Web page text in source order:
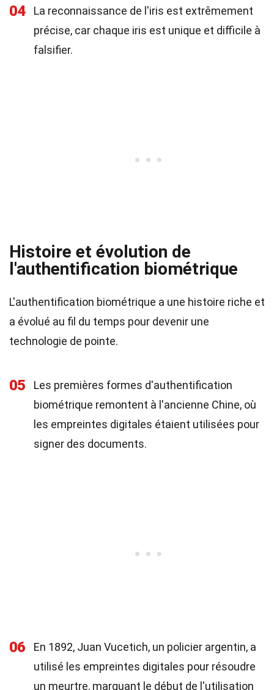
04
La reconnaissance de l'iris est extrêmement
précise, car chaque iris est unique et difficile à
falsifier.
Histoire et évolution de
l'authentification biométrique
L'authentification biométrique a une histoire riche et
a évolué au fil du temps pour devenir une
technologie de pointe.
05
Les premières formes d'authentification
biométrique remontent à l'ancienne Chine, où
les empreintes digitales étaient utilisées pour
signer des documents.
06
En 1892, Juan Vucetich, un policier argentin, a
utilisé les empreintes digitales pour résoudre
un meurtre, marquant le début de l'utilisation